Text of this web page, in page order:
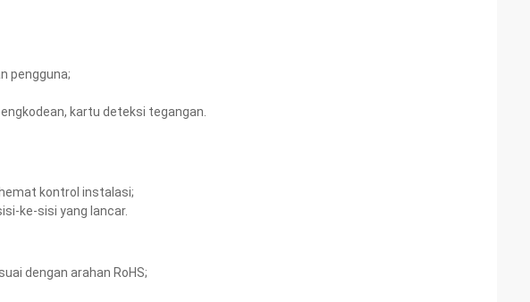
pengguna;
kartu deteksi tegangan.
kontrol instalasi;
ke-sisi yang lancar.
dengan arahan RoHS;